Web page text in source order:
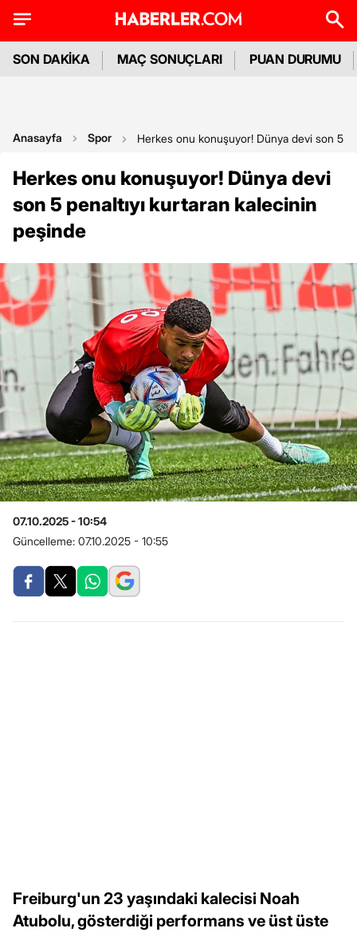
SON DAKİKA MAÇ SONUÇLARI PUAN DURUMU
Anasayfa Spor Herkes onu konuşuyor! Dünya devi son 5
Herkes onu konuşuyor! Dünya devi
son 5 penaltıyı kurtaran kalecinin
peşinde
07.10.2025 - 10:54
Güncelleme: 07.10.2025 - 10:55
Freiburg'un 23 yaşındaki kalecisi Noah
Atubolu, gösterdiği performans ve üst üste